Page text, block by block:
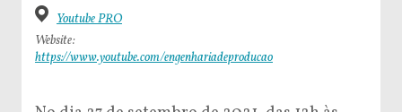
Youtube PRO
Website:
https://www.youtube.com/engenhariadeproducao